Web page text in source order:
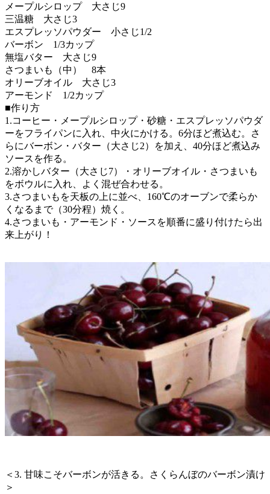
メープルシロップ 大さじ9
三温糖 大さじ3
エスプレッソパウダー 小さじ1/2
バーボン 1/3カップ
無塩バター 大さじ9
さつまいも（中） 8本
オリーブオイル 大さじ3
アーモンド 1/2カップ
■作り方
1.コーヒー・メープルシロップ・砂糖・エスプレッソパウダ
ーをフライパンに入れ、中火にかける。6分ほど煮込む。さ
らにバーボン・バター（大さじ2）を加え、40分ほど煮込み
ソースを作る。
2.溶かしバター（大さじ7）・オリーブオイル・さつまいも
をボウルに入れ、よく混ぜ合わせる。
3.さつまいもを天板の上に並べ、160℃のオーブンで柔らか
くなるまで（30分程）焼く。
4.さつまいも・アーモンド・ソースを順番に盛り付けたら出
来上がり！
＜3. 甘味こそバーボンが活きる。さくらんぼのバーボン漬け
＞